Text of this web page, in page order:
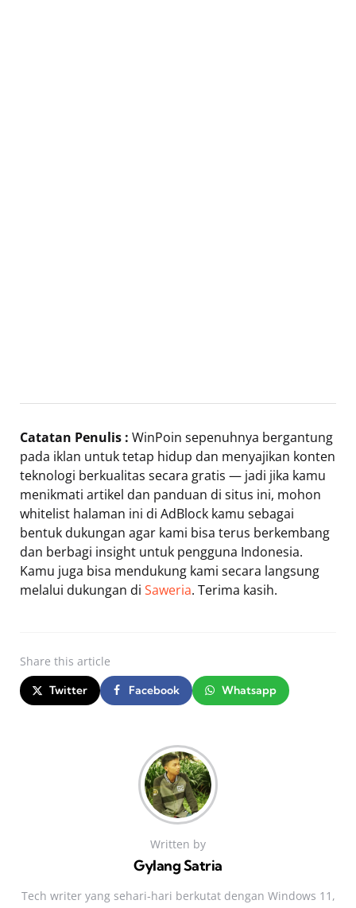
Catatan Penulis : WinPoin sepenuhnya bergantung
pada iklan untuk tetap hidup dan menyajikan konten
teknologi berkualitas secara gratis — jadi jika kamu
menikmati artikel dan panduan di situs ini, mohon
whitelist halaman ini di AdBlock kamu sebagai
bentuk dukungan agar kami bisa terus berkembang
dan berbagi insight untuk pengguna Indonesia.
Kamu juga bisa mendukung kami secara langsung
melalui dukungan di Saweria. Terima kasih.
Share this article
Twitter Facebook Whatsapp
Written by
Gylang Satria
Tech writer yang sehari‑hari berkutat dengan Windows 11,